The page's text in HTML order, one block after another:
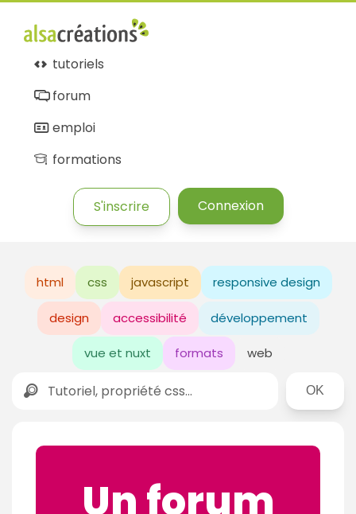
tutoriels
forum
emploi
formations
S'inscrire Connexion
html css javascript responsive design
design accessibilité développement
vue et nuxt formats web
Rechercher
Un forum